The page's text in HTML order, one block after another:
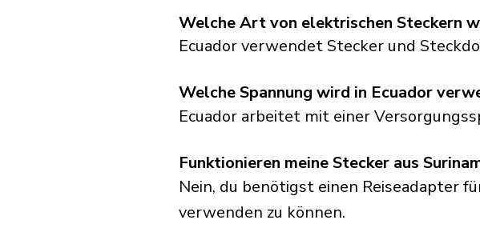
Welche Art von elektrischen Steckern
Ecuador verwendet Stecker und
Welche Spannung wird in Ecuador
Ecuador arbeitet mit einer
Funktionieren meine Stecker aus
Nein, du benötigst einen Reiseadapter
verwenden zu können.